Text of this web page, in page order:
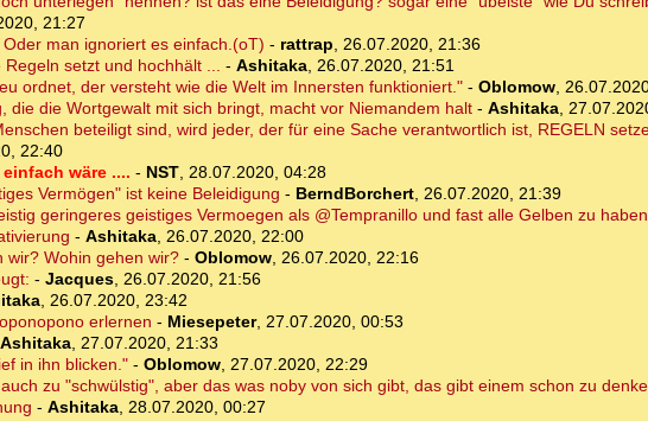
21:27
man ignoriert es einfach.(oT) - rattrap, 26.07.2020, 21:36
setzt und hochhält ... - Ashitaka, 26.07.2020, 21:51
ordnet, der versteht wie die Welt im Innersten funktioniert."- Oblomow,
die die Wortgewalt mit sich bringt, macht vor Niemandem halt- Ashitaka,
beteiligt sind, wird jeder, der für eine Sache verantwortlich ist, REGELN
22:40
wäre .... - NST, 28.07.2020, 04:28
Vermögen" ist keine Beleidigung - BerndBorchert, 26.07.2020, 21:39
geringeres geistiges Vermoegen als @Tempranillo und fast alle Gelben zu haben
- Ashitaka, 26.07.2020, 22:00
wir? Wohin gehen wir?- Oblomow, 26.07.2020, 22:16
- Jacques, 26.07.2020, 21:56
, 26.07.2020, 23:42
erlernen - Miesepeter, 27.07.2020, 00:53
Ashitaka, 27.07.2020, 21:33
in ihn blicken."- Oblomow, 27.07.2020, 22:29
zu "schwülstig", aber das was noby von sich gibt, das gibt einem schon zu
- Ashitaka, 28.07.2020, 00:27